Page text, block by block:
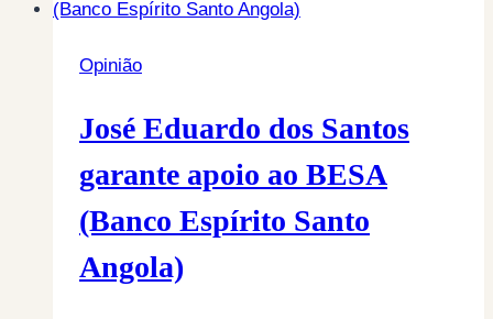
(por
Jacinto
Furtado)
Opinião
José Eduardo dos Santos
garante apoio ao BESA
(Banco Espírito Santo
Angola)